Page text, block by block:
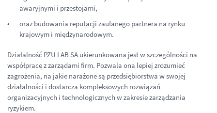
awaryjnymi i przestojami,
oraz budowania reputacji zaufanego partnera na rynku
krajowym i międzynarodowym.
Działalność PZU LAB SA ukierunkowana jest w szczególności na
współpracę z zarządami firm. Pozwala ona lepiej zrozumieć
zagrożenia, na jakie narażone są przedsiębiorstwa w swojej
działalności i dostarcza kompleksowych rozwiązań
organizacyjnych i technologicznych w zakresie zarządzania
ryzykiem.